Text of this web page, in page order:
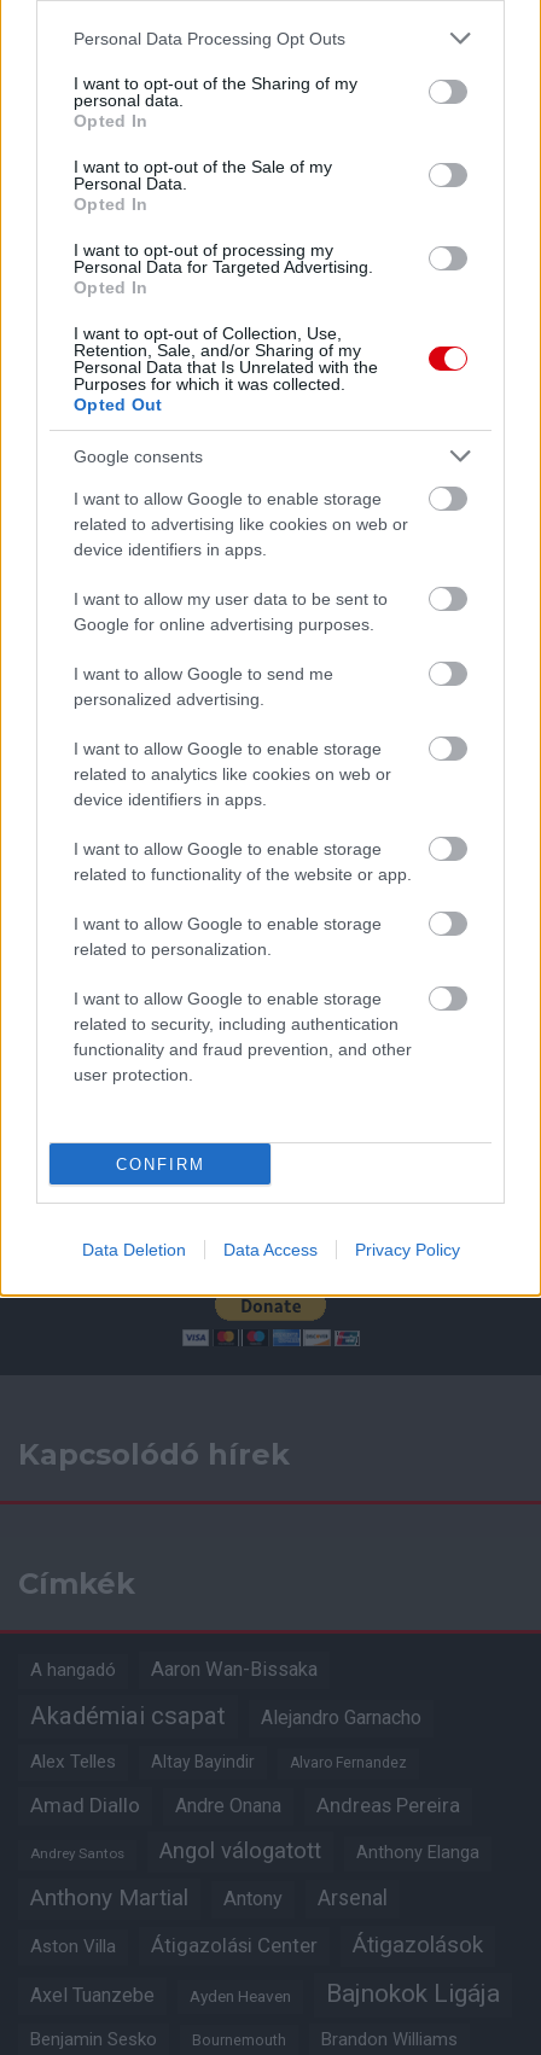
Please note that this website/app uses one or more Google
not limited to your visit or usage behaviour. You may click to
grant or deny consent to Google and its third-party tags to
use your data for below specified purposes in below Google
consent section.
Personal Data Processing Opt Outs
I want to opt-out of the Sharing of my
personal data.
Opted In
I want to opt-out of the Sale of my
Personal Data.
Opted In
I want to opt-out of processing my
Personal Data for Targeted Advertising.
Opted In
I want to opt-out of Collection, Use,
Retention, Sale, and/or Sharing of my
Personal Data that Is Unrelated with the
Purposes for which it was collected.
Opted Out
Google consents
I want to allow Google to enable storage
related to advertising like cookies on web or
device identifiers in apps.
I want to allow my user data to be sent to
Google for online advertising purposes.
I want to allow Google to send me
personalized advertising.
I want to allow Google to enable storage
related to analytics like cookies on web or
device identifiers in apps.
I want to allow Google to enable storage
related to functionality of the website or app.
I want to allow Google to enable storage
related to personalization.
I want to allow Google to enable storage
related to security, including authentication
functionality and fraud prevention, and other
user protection.
CONFIRM
Data Deletion Data Access Privacy Policy
Meccs Center
Paris Saint-Germain
Manchester United
Felkészülési szezon 4. mérkőzés
2026-08-08 17:00
AC MilanvsManchester United2026-08-15 18:00
ELŐZŐ MÉRKŐZÉSEK
Támogatás
Támogasd adományoddal
a ManUtdFanatics.hu működését!
Kapcsolódó hírek
Címkék
A hangadó Aaron Wan-Bissaka
Akadémiai csapat Alejandro Garnacho
Alex Telles Altay Bayindir Alvaro Fernandez
Amad Diallo Andre Onana Andreas Pereira
Andrey Santos Angol válogatott Anthony Elanga
Anthony Martial Antony Arsenal
Aston Villa Átigazolási Center Átigazolások
Axel Tuanzebe Ayden Heaven Bajnokok Ligája
Benjamin Sesko Bournemouth Brandon Williams